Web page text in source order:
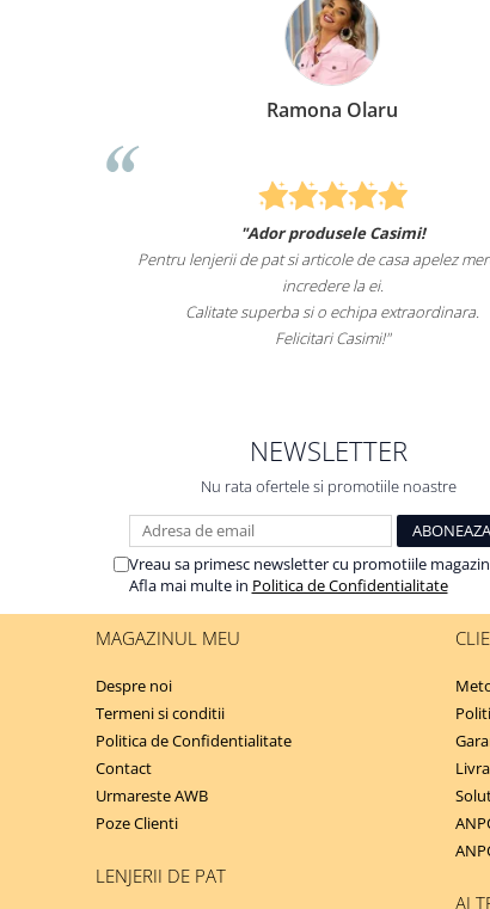
pat si articole de casa apelez mereu cu
superba si o echipa extraordinara.
Felcitari oameni
sunteti cei mai buni.
NEWSLETTER
Nu rata ofertele si promotiile noastre
Vreau sa primesc newsletter cu promotiile
Afla mai multe in Politica de Confidentialitate
MAGAZINUL MEU
Despre noi
Termeni si conditii
Politica de Confidentialitate
Contact
Urmareste AWB
Poze Clienti
LENJERII DE PAT